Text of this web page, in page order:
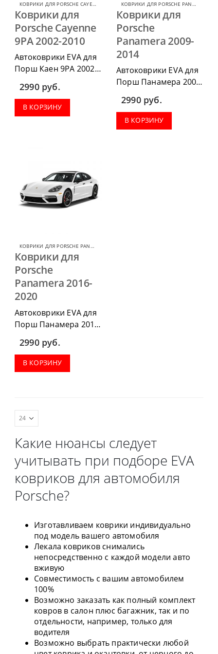
КОВРИКИ ДЛЯ PORSCHE CAYENNE КОВРИКИ ДЛЯ PORSCHE
Коврики для
Porsche Cayenne
9PA 2002-2010
Автоковрики EVA для
Порш Каен 9PA 2002-
20010, можно
приобрести в
комплектации:
водительский коврик,
2990 руб.
В КОРЗИНУ
КОВРИКИ ДЛЯ PORSCHE PANAMERA
Коврики для
Porsche
Panamera 2009-
2014
Автоковрики EVA для
Порш Панамера 2009-
2014, можно
приобрести в
комплектации:
водительский коврик,
2990 руб.
В КОРЗИНУ
КОВРИКИ ДЛЯ PORSCHE PANAMERA
Коврики для
Porsche
Panamera 2016-
2020
Автоковрики EVA для
Порш Панамера 2016-
приобрести в
комплектации:
водительский коврик,
2990 руб.
В КОРЗИНУ
Какие нюансы следует
учитывать при подборе EVA
ковриков для автомобиля
Porsche?
Изготавливаем коврики индивидуально
под модель вашего автомобиля
Лекала ковриков снимались
непосредственно с каждой модели авто
вживую
Совместимость с вашим автомобилем
100%
Возможно заказать как полный комплект
ковров в салон плюс багажник, так и по
отдельности, например, только для
водителя
Возможно выбрать практически любой